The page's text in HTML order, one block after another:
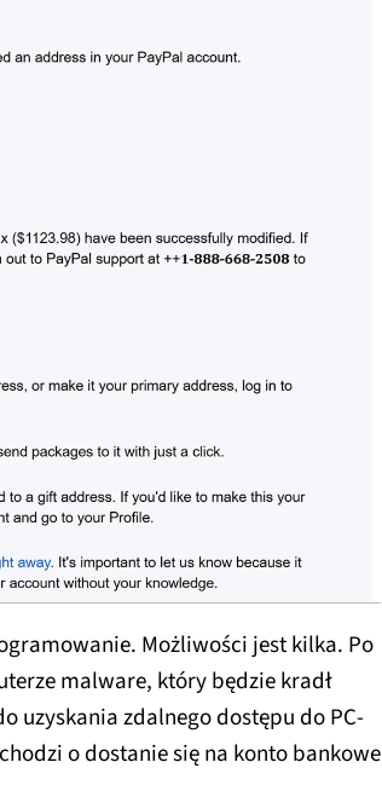
Możliwości jest kilka. Po
malware, który będzie kradł
uzyskania zdalnego dostępu do PC-
o dostanie się na konto bankowe